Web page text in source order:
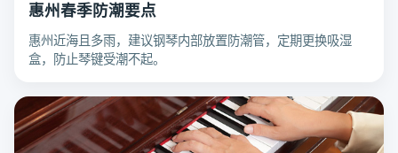
惠州春季防潮要点
惠州近海且多雨，建议钢琴内部放置防潮管，定期更换吸湿
盒，防止琴键受潮不起。